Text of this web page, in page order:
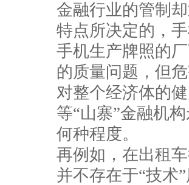
金融行业的管制
特点所决定的，
手机生产牌照的
的质量问题，但
对整个经济体的
等“山寨”金融机
何种程度。
再例如，在出租
并不存在于“技术